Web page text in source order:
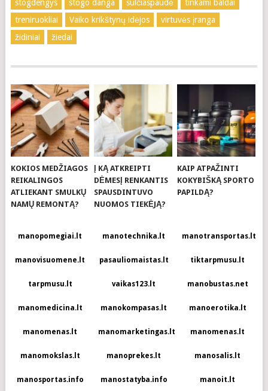
stogdengys
stogo danga sulčiaspaudė
tinkami baldai
treniruokliai
Vaiko krikštynų idėjos
virtuvės įranga
židiniai
žiedai
KOKIOS MEDŽIAGOS
REIKALINGOS
ATLIEKANT SMULKŲ
NAMŲ REMONTĄ?
Į KĄ ATKREIPTI
DĖMESĮ RENKANTIS
SPAUSDINTUVO
NUOMOS TIEKĖJĄ?
KAIP ATPAŽINTI
KOKYBIŠKĄ SPORTO
PAPILDĄ?
manopomegiai.lt manotechnika.lt manotransportas.lt
manovisuomene.lt pasauliomaistas.lt tiktarpmusu.lt
tarpmusu.lt vaikas123.lt manobustas.net
manomedicina.lt manokompasas.lt manoerotika.lt
manomenas.lt manomarketingas.lt manomenas.lt
manomokslas.lt manoprekes.lt manosalis.lt
manosportas.info manostatyba.info manoit.lt